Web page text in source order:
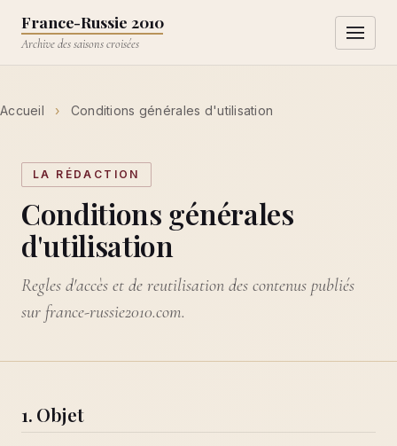
France-Russie 2010
Archive des saisons croisées
Ouvrir le
Accueil › Conditions générales d'utilisation
LA RÉDACTION
Conditions générales
d'utilisation
Regles d'accès et de reutilisation des contenus publiés
sur france-russie2010.com.
1. Objet